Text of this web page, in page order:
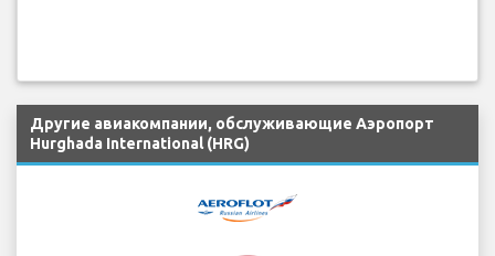
Другие авиакомпании, обслуживающие Аэропорт
Hurghada International (HRG)